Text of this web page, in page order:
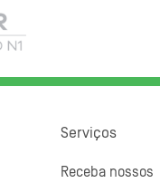
Serviços
Receba nossos